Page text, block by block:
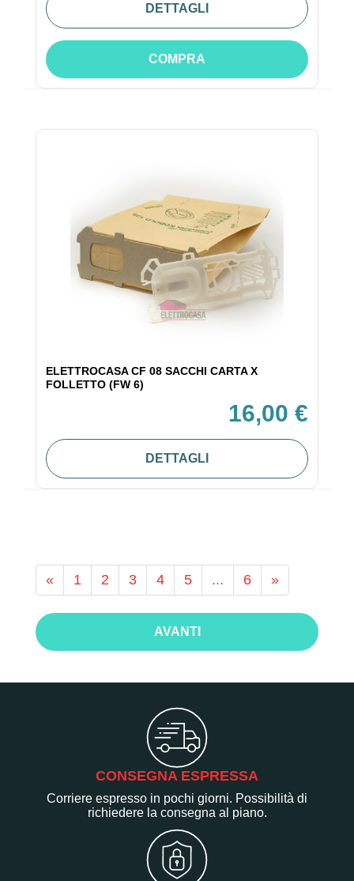
DETTAGLI
COMPRA
ELETTROCASA CF 08 SACCHI CARTA X
FOLLETTO (FW 6)
16,00 €
DETTAGLI
« 1 2 3 4 5 ... 6 »
AVANTI
CONSEGNA ESPRESSA
Corriere espresso in pochi giorni. Possibilità di
richiedere la consegna al piano.